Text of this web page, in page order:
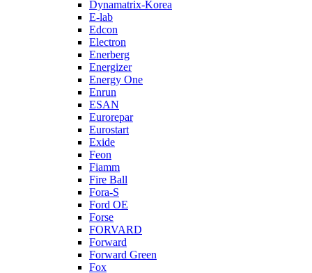
Dynamatrix-Korea
E-lab
Edcon
Electron
Enerberg
Energizer
Energy One
Enrun
ESAN
Eurorepar
Eurostart
Exide
Feon
Fiamm
Fire Ball
Fora-S
Ford OE
Forse
FORVARD
Forward
Forward Green
Fox